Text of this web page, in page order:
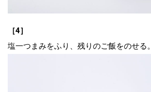
［4］
塩一つまみをふり、残りのご飯をのせる。